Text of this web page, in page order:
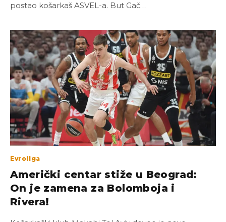
postao košarkaš ASVEL-a. But Gač…
Evroliga
Američki centar stiže u Beograd:
On je zamena za Bolomboja i
Rivera!